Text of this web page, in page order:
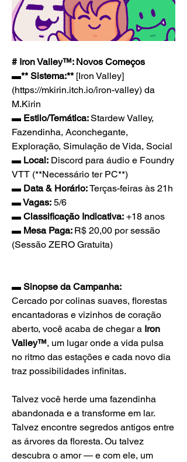
# Iron Valley™: Novos Começos
▬** Sistema:** [Iron Valley]
(https://mkirin.itch.io/iron-valley) da
M.Kirin
▬ Estilo/Temática: Stardew Valley,
Fazendinha, Aconchegante,
Exploração, Simulação de Vida, Social
▬ Local: Discord para áudio e Foundry
VTT (**Necessário ter PC**)
▬ Data & Horário: Terças-feiras às 21h
▬ Vagas: 5/6
▬ Classificação Indicativa: +18 anos
▬ Mesa Paga: R$ 20,00 por sessão
(Sessão ZERO Gratuita)
▬ Sinopse da Campanha:
Cercado por colinas suaves, florestas
encantadoras e vizinhos de coração
aberto, você acaba de chegar a Iron
Valley™, um lugar onde a vida pulsa
no ritmo das estações e cada novo dia
traz possibilidades infinitas.
Talvez você herde uma fazendinha
abandonada e a transforme em lar.
Talvez encontre segredos antigos entre
as árvores da floresta. Ou talvez
descubra o amor — e com ele, um